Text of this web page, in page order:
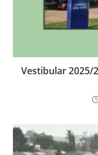
Vestibular 2025/